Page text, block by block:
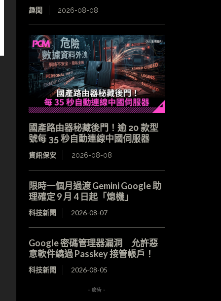
趣聞 2026-08-08
國產路由器秘藏後門！逾 20 款型
號每 35 秒自動連線中國伺服器
資訊保安 2026-08-08
限時一個月過渡 Gemini Google 助
理確定 9 月 4 日起「熄機」
科技新聞 2026-08-07
Google 密碼管理器漏洞 允許惡
意軟件繞過 Passkey 接管帳戶！
科技新聞 2026-08-05
- 廣告 -